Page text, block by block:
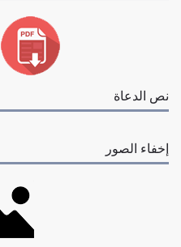
نص الدعاة
إخفاء الصور